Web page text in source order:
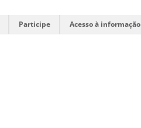
Participe Acesso à informação